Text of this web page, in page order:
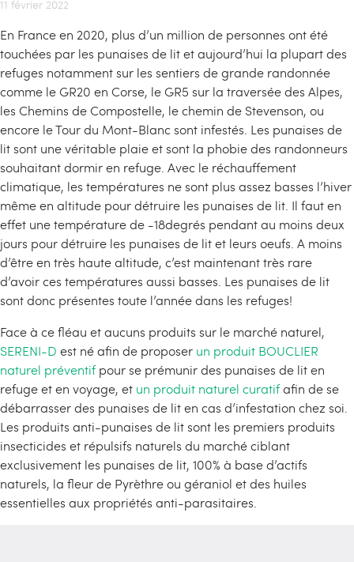
11 février 2022
En France en 2020, plus d’un million de personnes ont été
touchées par les punaises de lit et aujourd’hui la plupart des
refuges notamment sur les sentiers de grande randonnée
comme le GR20 en Corse, le GR5 sur la traversée des Alpes,
les Chemins de Compostelle, le chemin de Stevenson, ou
encore le Tour du Mont-Blanc sont infestés. Les punaises de
lit sont une véritable plaie et sont la phobie des randonneurs
souhaitant dormir en refuge. Avec le réchauffement
climatique, les températures ne sont plus assez basses l’hiver
même en altitude pour détruire les punaises de lit. Il faut en
effet une température de -18degrés pendant au moins deux
jours pour détruire les punaises de lit et leurs oeufs. A moins
d’être en très haute altitude, c’est maintenant très rare
d’avoir ces températures aussi basses. Les punaises de lit
sont donc présentes toute l’année dans les refuges!
Face à ce fléau et aucuns produits sur le marché naturel,
SERENI-D est né afin de proposer un produit BOUCLIER
naturel préventifpour se prémunir des punaises de lit en
refuge et en voyage, et un produit naturel curatifafin de se
débarrasser des punaises de lit en cas d’infestation chez soi.
Les produits anti-punaises de lit sont les premiers produits
insecticides et répulsifs naturels du marché ciblant
exclusivement les punaises de lit, 100% à base d’actifs
naturels, la fleur de Pyrèthre ou géraniol et des huiles
essentielles aux propriétés anti-parasitaires.